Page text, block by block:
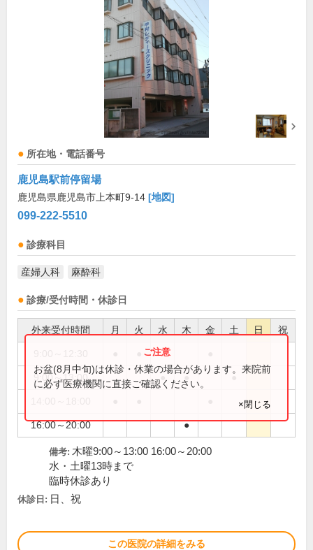
所在地・電話番号
鹿児島駅前停留場
鹿児島県鹿児島市上本町9-14 [地図]
099-222-5510
診療科目
産婦人科 麻酔科
診療/受付時間・休診日
外来受付時間 月 火 水 木 金 土 日 祝
9:00～13:00 ● ● ●
16:00～20:00 ●
お盆(8月中旬)は休診・休業の場合があります。来院前
に必ず医療機関に直接ご確認ください。
×閉じる
備考: 木曜9:00～13:00 16:00～20:00
水・土曜13時まで
臨時休診あり
休診日: 日、祝
この医院の詳細をみる